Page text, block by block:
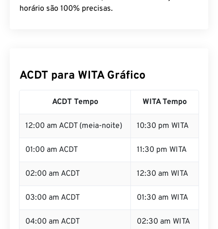
horário são 100% precisas.
ACDT para WITA Gráfico
ACDT Tempo WITA Tempo
12:00 am ACDT (meia-noite) 10:30 pm WITA
01:00 am ACDT 11:30 pm WITA
02:00 am ACDT 12:30 am WITA
03:00 am ACDT 01:30 am WITA
04:00 am ACDT 02:30 am WITA